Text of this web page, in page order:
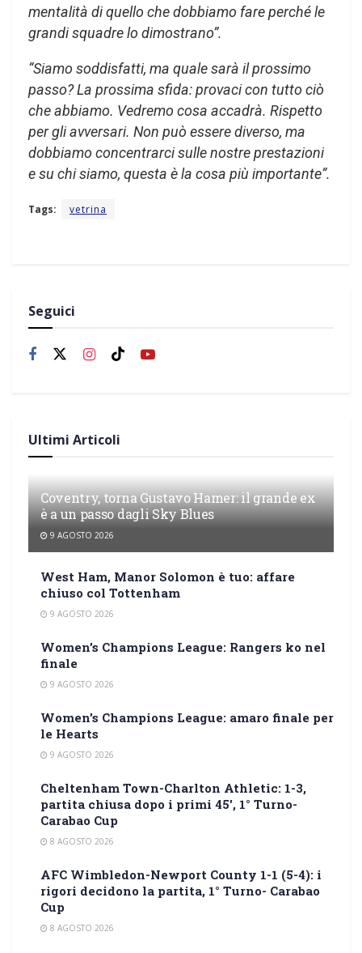
mentalità di quello che dobbiamo fare perché le
grandi squadre lo dimostrano”.
“Siamo soddisfatti, ma quale sarà il prossimo
passo? La prossima sfida: provaci con tutto ciò
che abbiamo. Vedremo cosa accadrà. Rispetto
per gli avversari. Non può essere diverso, ma
dobbiamo concentrarci sulle nostre prestazioni
e su chi siamo, questa è la cosa più importante”.
Tags: vetrina
Seguici
Ultimi Articoli
Coventry, torna Gustavo Hamer: il grande ex
è a un passo dagli Sky Blues
9 AGOSTO 2026
West Ham, Manor Solomon è tuo: affare
chiuso col Tottenham
9 AGOSTO 2026
Women’s Champions League: Rangers ko nel
finale
9 AGOSTO 2026
Women’s Champions League: amaro finale per
le Hearts
9 AGOSTO 2026
Cheltenham Town-Charlton Athletic: 1-3,
partita chiusa dopo i primi 45′, 1° Turno-
Carabao Cup
8 AGOSTO 2026
AFC Wimbledon-Newport County 1-1 (5-4): i
rigori decidono la partita, 1° Turno- Carabao
Cup
8 AGOSTO 2026